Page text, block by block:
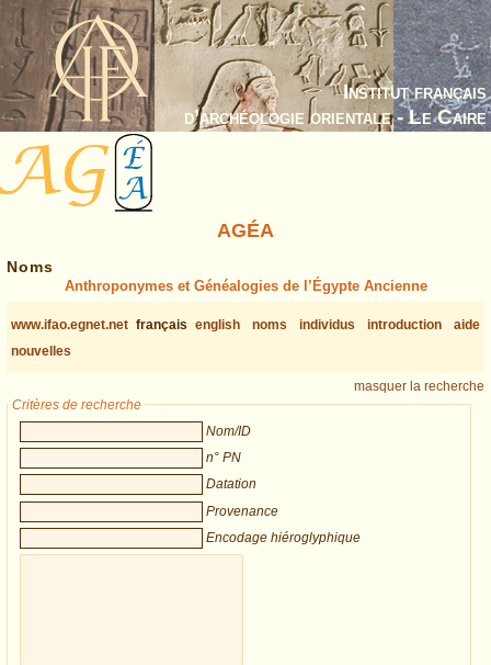
Institut français
d’archéologie orientale - Le Caire
AGÉA
Noms
Anthroponymes et Généalogies de l’Égypte Ancienne
www.ifao.egnet.net français english noms individus introduction
aide
nouvelles
masquer la recherche
Critères de recherche
Nom/ID
n° PN
Datation
Provenance
Encodage hiéroglyphique